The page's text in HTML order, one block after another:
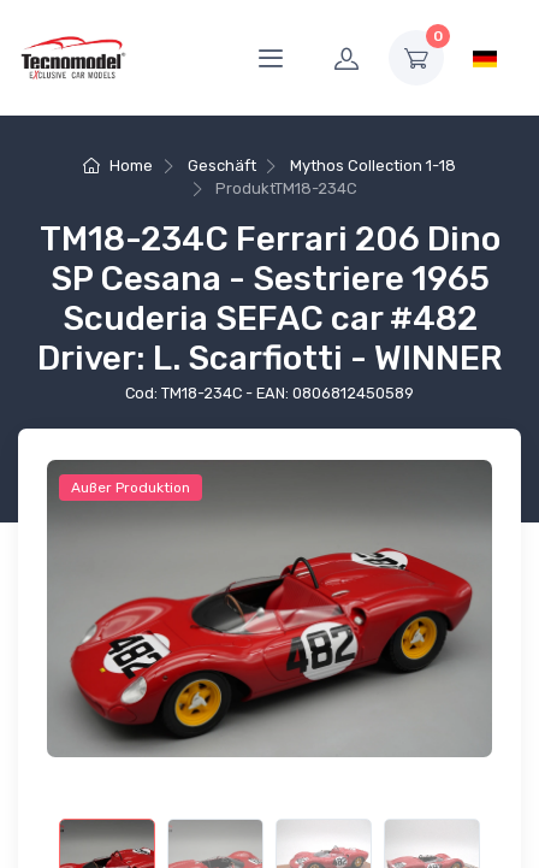
0
Home Geschäft
Mythos Collection 1-18
ProduktTM18-234C
TM18-234C Ferrari 206 Dino
SP Cesana - Sestriere 1965
Scuderia SEFAC car #482
Driver: L. Scarfiotti - WINNER
Cod: TM18-234C - EAN: 0806812450589
Außer Produktion